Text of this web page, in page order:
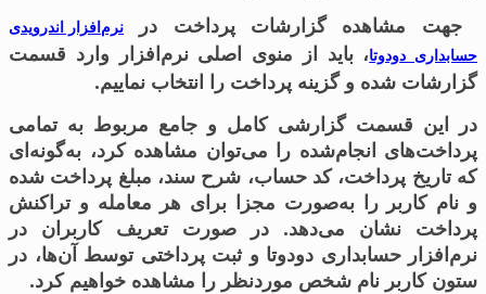
جهت مشاهده گزارشات پرداخت در
نرم‌افزار اندرویدی
حسابداری دودوتا، باید از منوی اصلی نرم‌افزار وارد قسمت
گزارشات شده و گزینه پرداخت را انتخاب ‌نماییم.
در این قسمت گزارشی کامل و جامع مربوط به تمامی
پرداخت‌های انجام‌شده را می‌توان مشاهده کرد، به‌گونه‌ای
که تاریخ پرداخت، کد حساب، شرح سند، مبلغ پرداخت شده
و نام کاربر را به‌صورت مجزا برای هر معامله و تراکنش
پرداخت نشان می‌دهد. در صورت تعریف کاربران در
نرم‌افزار حسابداری دودوتا و ثبت پرداختی توسط آن‌ها، در
ستون کاربر نام شخص موردنظر را مشاهده خواهیم کرد.